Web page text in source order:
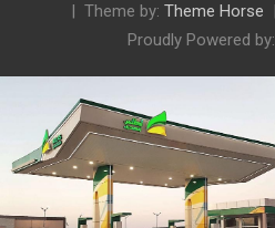
Theme by: Theme Horse
Proudly Powered by: